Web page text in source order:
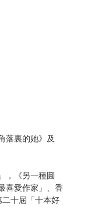
落裏的她》及
，《另一種圓
喜愛作家」、香
十屆「十本好